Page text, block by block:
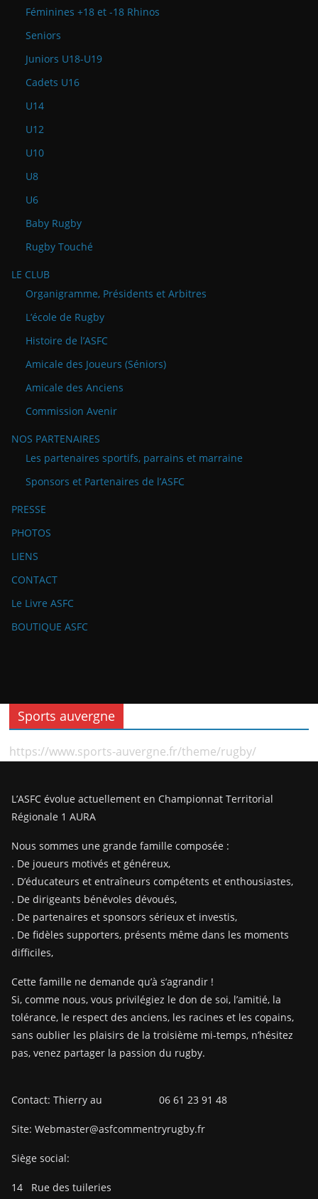
Féminines +18 et -18 Rhinos
Seniors
Juniors U18-U19
Cadets U16
U14
U12
U10
U8
U6
Baby Rugby
Rugby Touché
LE CLUB
Organigramme, Présidents et Arbitres
L’école de Rugby
Histoire de l’ASFC
Amicale des Joueurs (Séniors)
Amicale des Anciens
Commission Avenir
NOS PARTENAIRES
Les partenaires sportifs, parrains et marraine
Sponsors et Partenaires de l’ASFC
PRESSE
PHOTOS
LIENS
CONTACT
Le Livre ASFC
BOUTIQUE ASFC
Sports auvergne
https://www.sports-auvergne.fr/theme/rugby/
L’ASFC évolue actuellement en Championnat Territorial
Régionale 1 AURA
Nous sommes une grande famille composée :
. De joueurs motivés et généreux,
. D’éducateurs et entraîneurs compétents et enthousiastes,
. De dirigeants bénévoles dévoués,
. De partenaires et sponsors sérieux et investis,
. De fidèles supporters, présents même dans les moments
difficiles,
Cette famille ne demande qu’à s’agrandir !
Si, comme nous, vous privilégiez le don de soi, l’amitié, la
tolérance, le respect des anciens, les racines et les copains,
sans oublier les plaisirs de la troisième mi-temps, n’hésitez
pas, venez partager la passion du rugby.
Contact: Thierry au 06 61 23 91 48
Site: Webmaster@asfcommentryrugby.fr
Siège social:
14 Rue des tuileries